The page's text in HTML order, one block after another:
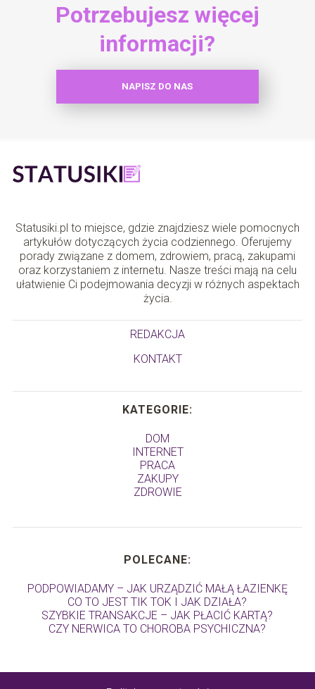
Potrzebujesz więcej
informacji?
NAPISZ DO NAS
Statusiki.pl to miejsce, gdzie znajdziesz wiele pomocnych
artykułów dotyczących życia codziennego. Oferujemy
porady związane z domem, zdrowiem, pracą, zakupami
oraz korzystaniem z internetu. Nasze treści mają na celu
ułatwienie Ci podejmowania decyzji w różnych aspektach
życia.
REDAKCJA
KONTAKT
KATEGORIE:
DOM
INTERNET
PRACA
ZAKUPY
ZDROWIE
POLECANE:
PODPOWIADAMY – JAK URZĄDZIĆ MAŁĄ ŁAZIENKĘ
CO TO JEST TIK TOK I JAK DZIAŁA?
SZYBKIE TRANSAKCJE – JAK PŁACIĆ KARTĄ?
CZY NERWICA TO CHOROBA PSYCHICZNA?